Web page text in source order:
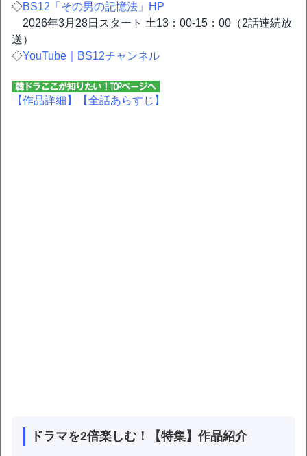
◇BS12「その男の記憶法」HP
2026年3月28日スタート 土13：00-15：00（2話連続放
送）
◇YouTube｜BS12チャンネル
【作品詳細】 【全話あらすじ】
ドラマを2倍楽しむ！【特集】作品紹介